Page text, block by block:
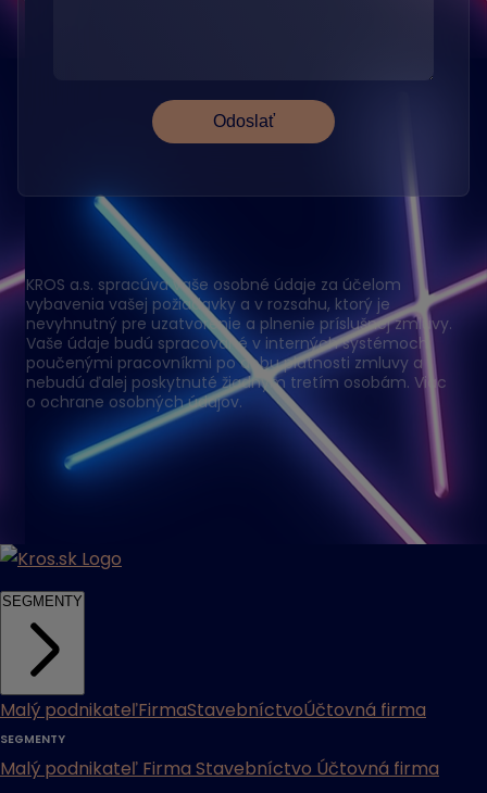
KROS a.s. spracúva vaše osobné údaje za účelom
vybavenia vašej požiadavky a v rozsahu, ktorý je
nevyhnutný pre uzatvorenie a plnenie príslušnej zmluvy.
Vaše údaje budú spracované v interných systémoch
poučenými pracovníkmi po dobu platnosti zmluvy a
nebudú ďalej poskytnuté žiadnym tretím osobám. Viac
o ochrane osobných údajov.
SEGMENTY
Malý podnikateľFirmaStavebníctvoÚčtovná firma
SEGMENTY
Malý podnikateľ Firma Stavebníctvo Účtovná firma